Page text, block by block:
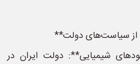
شیمیایی**: دولت ایران در